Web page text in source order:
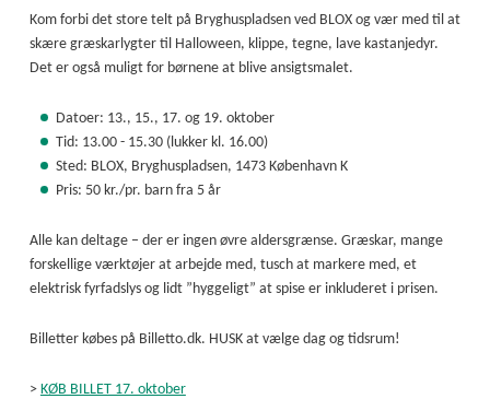
Kom forbi det store telt på Bryghuspladsen ved BLOX og vær med til at
skære græskarlygter til Halloween, klippe, tegne, lave kastanjedyr.
Det er også muligt for børnene at blive ansigtsmalet.
Datoer: 13., 15., 17. og 19. oktober
Tid: 13.00 - 15.30 (lukker kl. 16.00)
Sted: BLOX, Bryghuspladsen, 1473 København K
Pris: 50 kr./pr. barn fra 5 år
Alle kan deltage – der er ingen øvre aldersgrænse. Græskar, mange
forskellige værktøjer at arbejde med, tusch at markere med, et
elektrisk fyrfadslys og lidt ”hyggeligt” at spise er inkluderet i prisen.
Billetter købes på Billetto.dk. HUSK at vælge dag og tidsrum!
> KØB BILLET 17. oktober